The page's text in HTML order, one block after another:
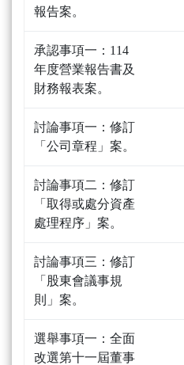
報告案。
承認事項一：114
年度營業報告書及
財務報表案。
討論事項一：修訂
「公司章程」案。
討論事項二：修訂
「取得或處分資產
處理程序」案。
討論事項三：修訂
「股東會議事規
則」案。
選舉事項一：全面
改選第十一屆董事